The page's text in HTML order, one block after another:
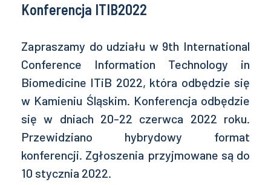
Konferencja ITIB2022
Zapraszamy do udziału w 9th International
Conference Information Technology in
Biomedicine ITiB 2022, która odbędzie się
w Kamieniu Śląskim. Konferencja odbędzie
się w dniach 20-22 czerwca 2022 roku.
Przewidziano hybrydowy format
konferencji. Zgłoszenia przyjmowane są do
10 stycznia 2022.